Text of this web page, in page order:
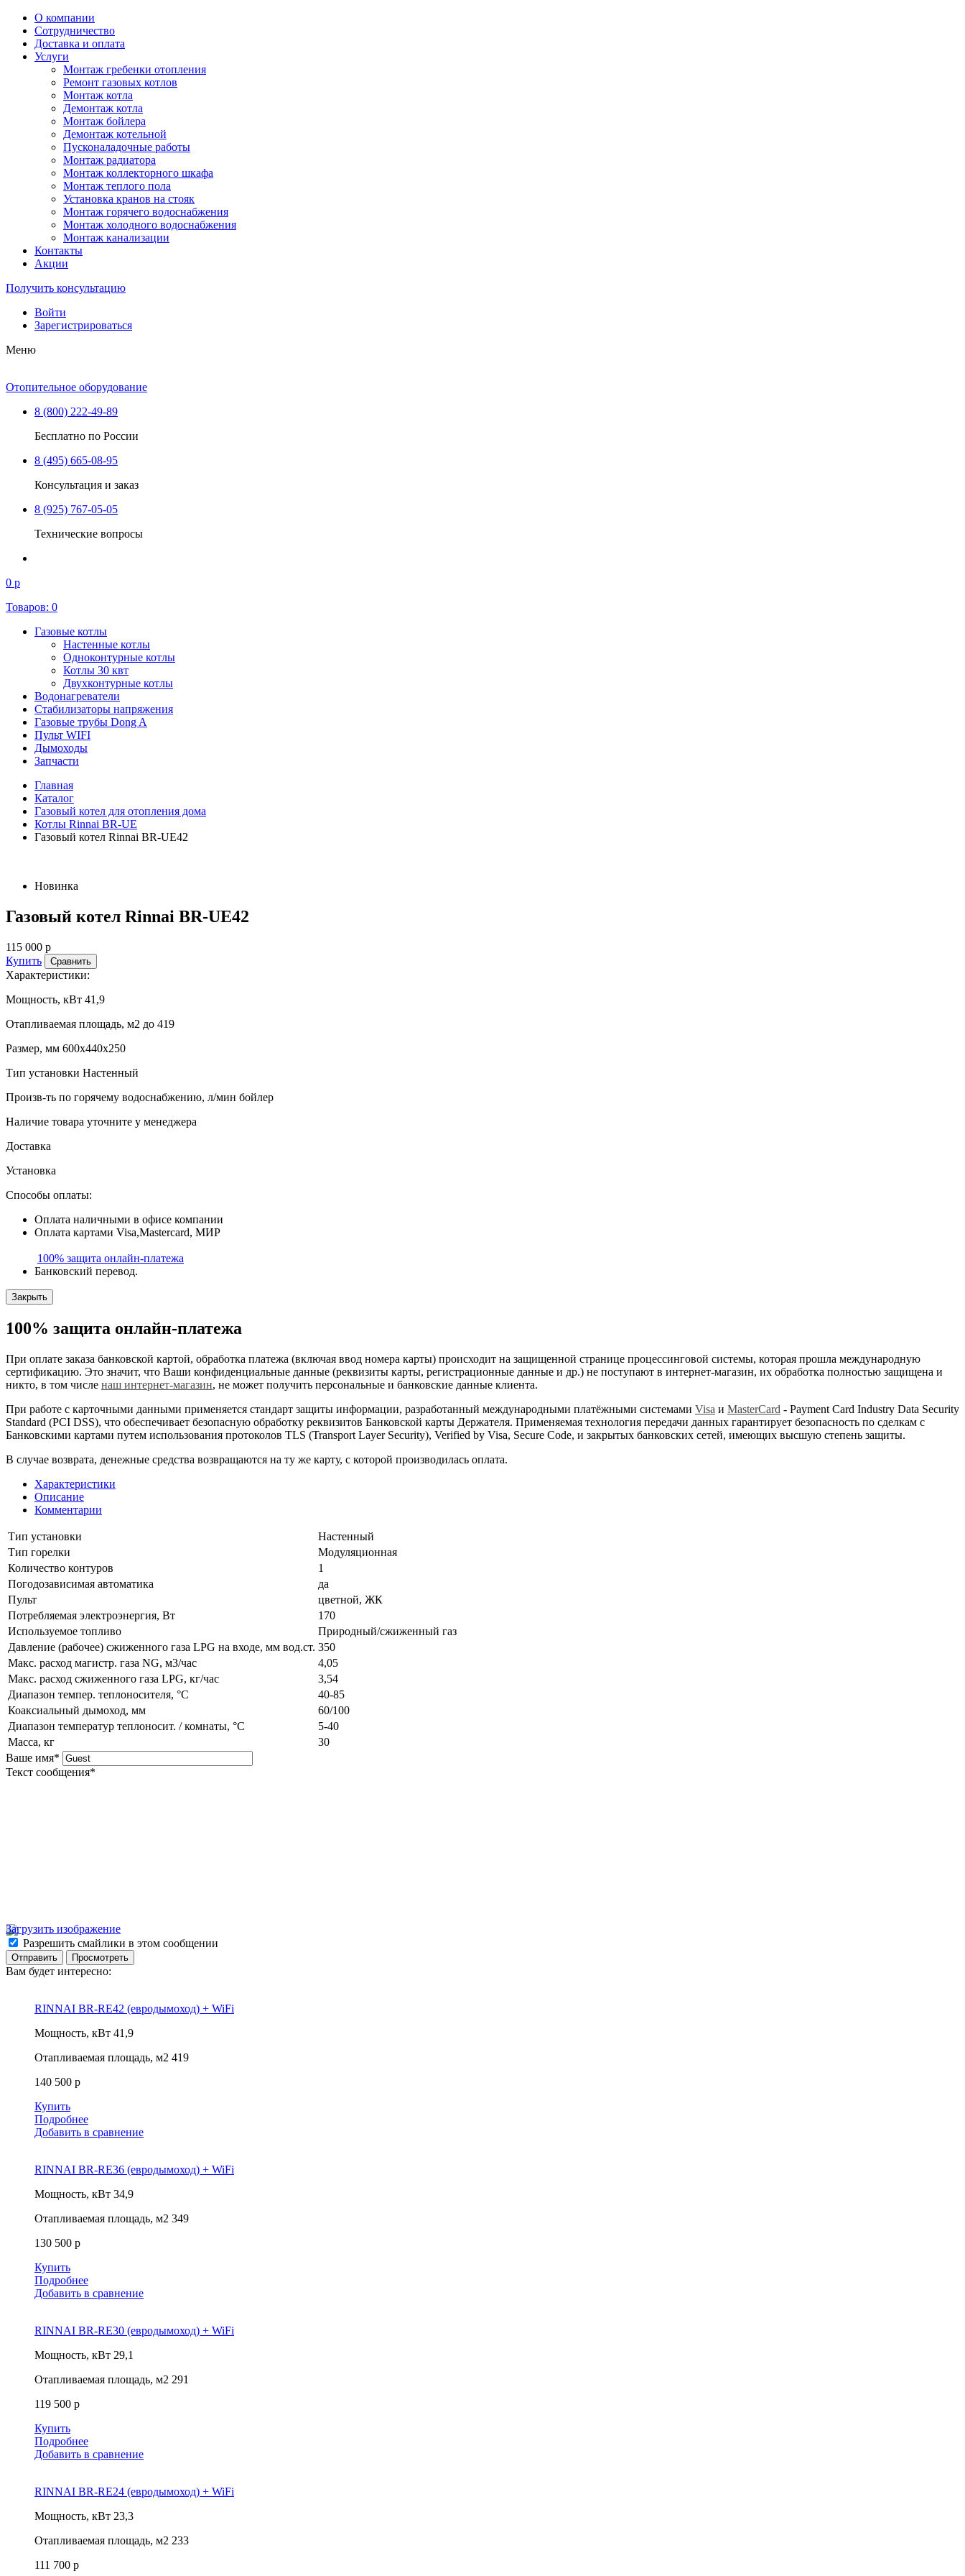
О компании
Сотрудничество
Доставка и оплата
Услуги
Монтаж гребенки отопления
Ремонт газовых котлов
Монтаж котла
Демонтаж котла
Монтаж бойлера
Демонтаж котельной
Пусконаладочные работы
Монтаж радиатора
Монтаж коллекторного шкафа
Монтаж теплого пола
Установка кранов на стояк
Монтаж горячего водоснабжения
Монтаж холодного водоснабжения
Монтаж канализации
Контакты
Акции
Получить консультацию
Войти
Зарегистрироваться
Меню
Отопительное оборудование
8 (800) 222-49-89
Бесплатно по России
8 (495) 665-08-95
Консультация и заказ
8 (925) 767-05-05
Технические вопросы
0 р
Товаров: 0
Газовые котлы
Настенные котлы
Одноконтурные котлы
Котлы 30 квт
Двухконтурные котлы
Водонагреватели
Стабилизаторы напряжения
Газовые трубы Dong A
Пульт WIFI
Дымоходы
Запчасти
Главная
Каталог
Газовый котел для отопления дома
Котлы Rinnai BR-UE
Газовый котел Rinnai BR-UE42
Новинка
Газовый котел Rinnai BR-UE42
115 000 р
Купить
Сравнить
Характеристики:
Мощность, кВт 41,9
Отапливаемая площадь, м2 до 419
Размер, мм 600x440x250
Тип установки Настенный
Произв-ть по горячему водоснабжению, л/мин бойлер
Наличие товара уточните у менеджера
Доставка
Установка
Способы оплаты:
Оплата наличными в офисе компании
Оплата картами Visa,Mastercard, МИР
100% защита онлайн-платежа
Банковский перевод.
Закрыть
100% защита онлайн-платежа
При оплате заказа банковской картой, обработка платежа (включая ввод номера карты) происходит на защищенной странице процессинговой системы, которая прошла международную
сертификацию. Это значит, что Ваши конфиденциальные данные (реквизиты карты, регистрационные данные и др.) не поступают в интернет-магазин, их обработка полностью защищена и
никто, в том числе наш интернет-магазин, не может получить персональные и банковские данные клиента.
При работе с карточными данными применяется стандарт защиты информации, разработанный международными платёжными системами Visa и MasterCard - Payment Card Industry Data Security
Standard (PCI DSS), что обеспечивает безопасную обработку реквизитов Банковской карты Держателя. Применяемая технология передачи данных гарантирует безопасность по сделкам с
Банковскими картами путем использования протоколов TLS (Transport Layer Security), Verified by Visa, Secure Code, и закрытых банковских сетей, имеющих высшую степень защиты.
В случае возврата, денежные средства возвращаются на ту же карту, с которой производилась оплата.
Характеристики
Описание
Комментарии
Тип установки
Настенный
Тип горелки
Модуляционная
Количество контуров
1
Погодозависимая автоматика
да
Пульт
цветной, ЖК
Потребляемая электроэнергия, Вт
170
Используемое топливо
Природный/сжиженный газ
Давление (рабочее) сжиженного газа LPG на входе, мм вод.ст. 350
Макс. расход магистр. газа NG, м3/час
4,05
Макс. расход сжиженного газа LPG, кг/час
3,54
Диапазон темпер. теплоносителя, °C
40-85
Коаксиальный дымоход, мм
60/100
Диапазон температур теплоносит. / комнаты, °C
5-40
Масса, кг
30
Ваше имя*
Текст сообщения*
Загрузить изображение
Разрешить смайлики в этом сообщении
Вам будет интересно:
RINNAI BR-RE42 (евродымоход) + WiFi
Мощность, кВт 41,9
Отапливаемая площадь, м2 419
140 500 р
Купить
Подробнее
Добавить в сравнение
RINNAI BR-RE36 (евродымоход) + WiFi
Мощность, кВт 34,9
Отапливаемая площадь, м2 349
130 500 р
Купить
Подробнее
Добавить в сравнение
RINNAI BR-RE30 (евродымоход) + WiFi
Мощность, кВт 29,1
Отапливаемая площадь, м2 291
119 500 р
Купить
Подробнее
Добавить в сравнение
RINNAI BR-RE24 (евродымоход) + WiFi
Мощность, кВт 23,3
Отапливаемая площадь, м2 233
111 700 р